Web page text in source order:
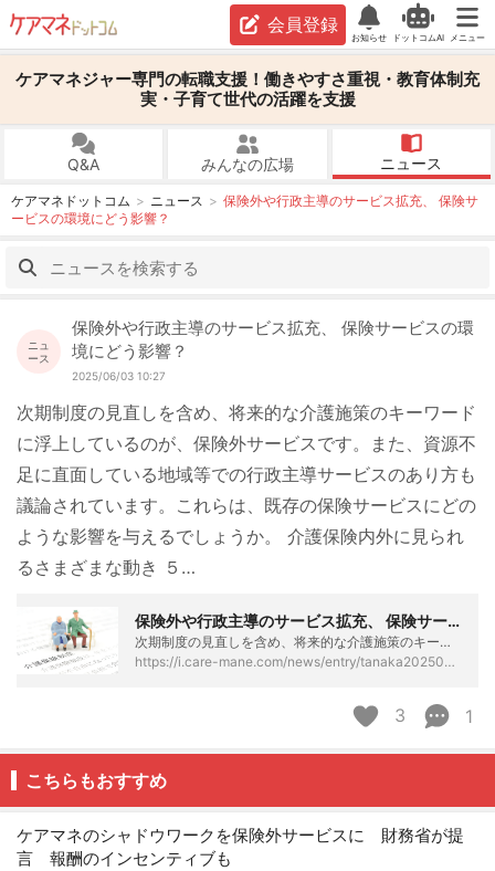
会員登録
お知らせ ドットコムAI メニュー
ケアマネジャー専門の転職支援！働きやすさ重視・教育体制充
実・子育て世代の活躍を支援
Q&A みんなの広場 ニュース
ケアマネドットコム ニュース
保険外や行政主導のサービス拡充、 保険サ
ービスの環境にどう影響？
ニュ
ース
保険外や行政主導のサービス拡充、 保険サービスの環
境にどう影響？
2025/06/03 10:27
次期制度の見直しを含め、将来的な介護施策のキーワード
に浮上しているのが、保険外サービスです。また、資源不
足に直面している地域等での行政主導サービスのあり方も
議論されています。これらは、既存の保険サービスにどの
ような影響を与えるでしょうか。 介護保険内外に見られ
るさまざまな動き ５…
保険外や行政主導のサービス拡充、 保険サービスの環境にどう影響？ - ケアマネタイムス
次期制度の見直しを含め、将来的な介護施策のキーワードに浮上しているのが、保険外サービスです。また、資源不足に直面している地域等での行政主導サービスのあり方も議論されています。これらは、既存の保険サービスにどのような影響を与えるでしょうか。 介護保険内外に見られるさまざまな動き ５月28日に、経産省の「高齢者・介護関連サービス産業振興に関する戦略検討会」が取りまとめを公表しました。これに先がけて、今年３月には保険外サービス事業者による「介護関連サービス事業協会（CSBA）」が発足。運営上のガイドラインも示しています。 こうした保険外サービスをめぐる活発な動きを受け、財務省審議会の建議でも「保険外…
https://i.care-mane.com/news/entry/tanaka20250603
3 1
こちらもおすすめ
ケアマネのシャドウワークを保険外サービスに 財務省が提
言 報酬のインセンティブも